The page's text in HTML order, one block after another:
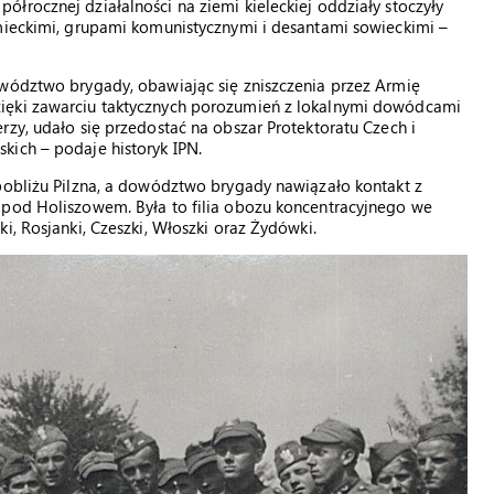
działalności na ziemi kieleckiej oddziały stoczyły
grupami komunistycznymi i desantami sowieckimi –
brygady, obawiając się zniszczenia przez Armię
zawarciu taktycznych porozumień z lokalnymi dowódcami
udało się przedostać na obszar Protektoratu Czech i
– podaje historyk IPN.
Pilzna, a dowództwo brygady nawiązało kontakt z
Holiszowem. Była to filia obozu koncentracyjnego we
Rosjanki, Czeszki, Włoszki oraz Żydówki.